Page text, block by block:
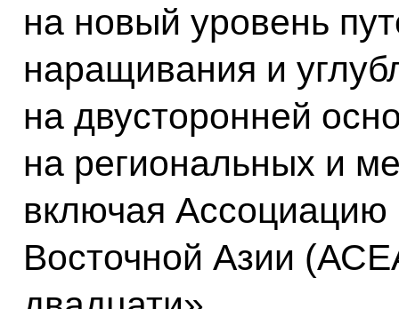
на новый уровень
наращивания и
на двусторонней
на региональных и
включая Ассоциацию
Восточной Азии